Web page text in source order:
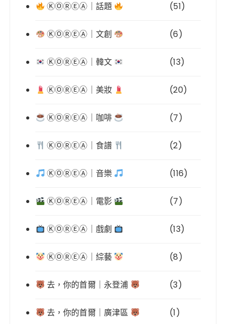
ⓀⓄⓇⒺⒶ｜話題 (51)
ⓀⓄⓇⒺⒶ｜文創 (6)
ⓀⓄⓇⒺⒶ｜韓文 (13)
ⓀⓄⓇⒺⒶ｜美妝 (20)
ⓀⓄⓇⒺⒶ｜咖啡 (7)
ⓀⓄⓇⒺⒶ｜食譜 (2)
ⓀⓄⓇⒺⒶ｜音樂 (116)
ⓀⓄⓇⒺⒶ｜電影 (7)
ⓀⓄⓇⒺⒶ｜戲劇 (13)
ⓀⓄⓇⒺⒶ｜綜藝 (8)
去，你的首爾｜永登浦 (3)
去，你的首爾｜廣津區 (1)